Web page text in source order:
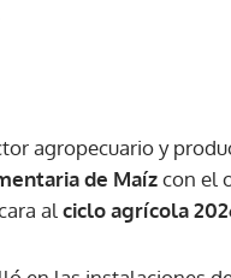
agropecuario y
de Maízcon el
al ciclo agrícola